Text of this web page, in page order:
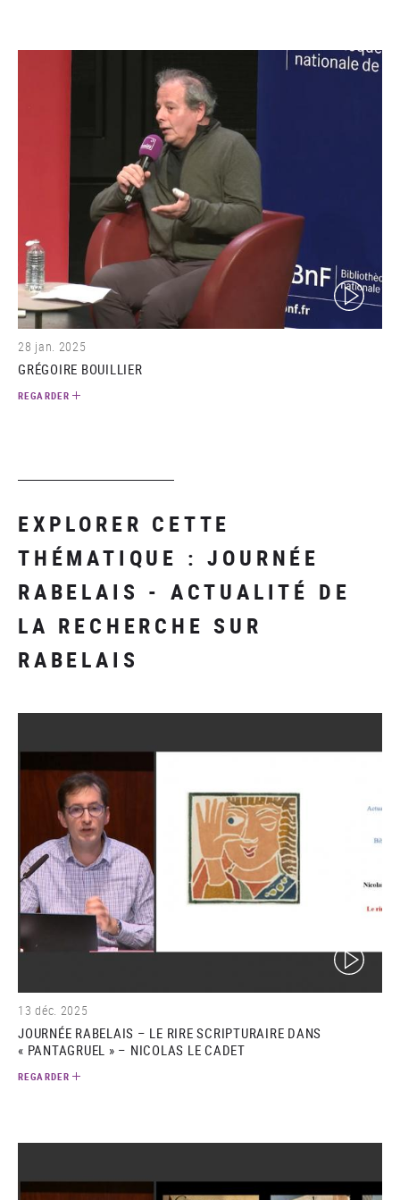
(video)
28 jan. 2025
GRÉGOIRE BOUILLIER
REGARDER
EXPLORER CETTE
THÉMATIQUE : JOURNÉE
RABELAIS - ACTUALITÉ DE
LA RECHERCHE SUR
RABELAIS
(video)
13 déc. 2025
JOURNÉE RABELAIS – LE RIRE SCRIPTURAIRE DANS
« PANTAGRUEL » – NICOLAS LE CADET
REGARDER